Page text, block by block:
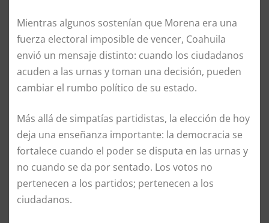
Mientras algunos sostenían que Morena era una
fuerza electoral imposible de vencer, Coahuila
envió un mensaje distinto: cuando los ciudadanos
acuden a las urnas y toman una decisión, pueden
cambiar el rumbo político de su estado.
Más allá de simpatías partidistas, la elección de hoy
deja una enseñanza importante: la democracia se
fortalece cuando el poder se disputa en las urnas y
no cuando se da por sentado. Los votos no
pertenecen a los partidos; pertenecen a los
ciudadanos.